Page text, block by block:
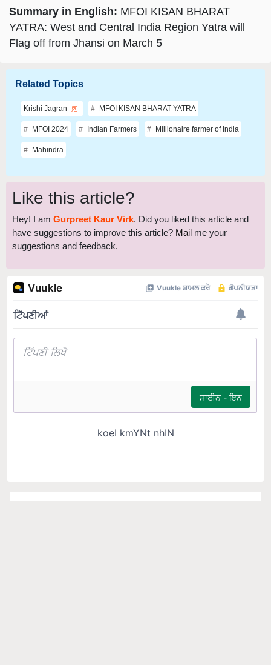
Summary in English: MFOI KISAN BHARAT
YATRA: West and Central India Region Yatra will
Flag off from Jhansi on March 5
Related Topics
Krishi Jagran MFOI KISAN BHARAT YATRA
MFOI 2024 Indian Farmers Millionaire farmer of India
Mahindra
Like this article?
Hey! I am Gurpreet Kaur Virk. Did you liked this article and
have suggestions to improve this article? Mail me your
suggestions and feedback.